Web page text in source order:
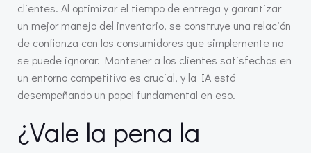
clientes. Al optimizar el tiempo de entrega y garantizar
un mejor manejo del inventario, se construye una relación
de confianza con los consumidores que simplemente no
se puede ignorar. Mantener a los clientes satisfechos en
un entorno competitivo es crucial, y la IA está
desempeñando un papel fundamental en eso.
¿Vale la pena la